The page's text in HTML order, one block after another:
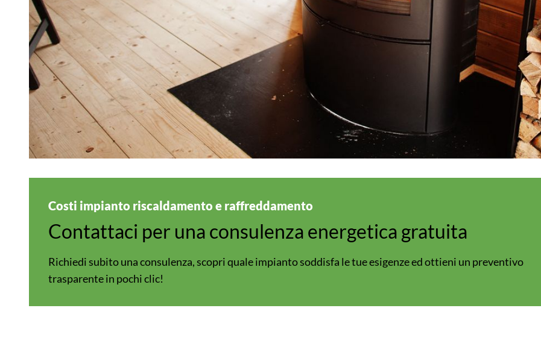
Costi impianto riscaldamento e raffreddamento
Contattaci per una consulenza energetica gratuita
Richiedi subito una consulenza, scopri quale impianto soddisfa le tue esigenze ed ottieni un preventivo
trasparente in pochi clic!